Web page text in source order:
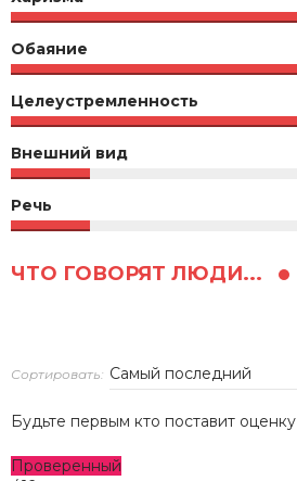
Обаяние
Целеустремленность
Внешний вид
Речь
ЧТО ГОВОРЯТ ЛЮДИ...
Сортировать:
Будьте первым кто поставит оценку
Проверенный